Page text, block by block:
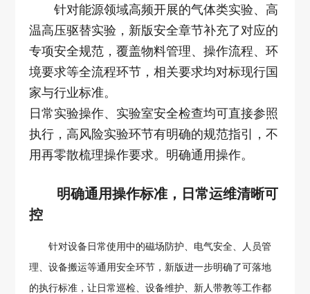
针对能源领域高频开展的气体类实验、高
温高压驱替实验，新版安全章节补充了对应的
专项安全规范，覆盖物料管理、操作流程、环
境要求等全流程环节，相关要求均对标现行国
家与行业标准。
日常实验操作、实验室安全检查均可直接参照
执行，高风险实验环节有明确的规范指引，不
用再零散梳理操作要求。明确通用操作。
明确通用操作标准，日常运维清晰可
控
针对设备日常使用中的磁场防护、电气安全、人员管
理、设备搬运等通用安全环节，新版进一步明确了可落地
的执行标准，让日常巡检、设备维护、新人带教等工作都